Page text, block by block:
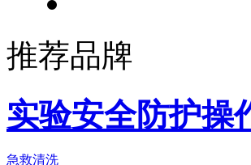
推荐品牌
实验安全防护操
急救清洗